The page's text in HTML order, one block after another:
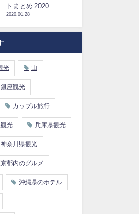
トまとめ 2020
2020.01.28
光 山
銀座観光
カップル旅行
光 兵庫県観光
神奈川県観光
都内のグルメ
沖縄県のホテル